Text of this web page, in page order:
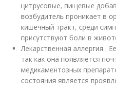
цитрусовые, пищевые
возбудитель проникает в
кишечный тракт, среди
присутствуют боли в
Лекарственная аллергия .
так как она появляется
медикаментозных
состояния является